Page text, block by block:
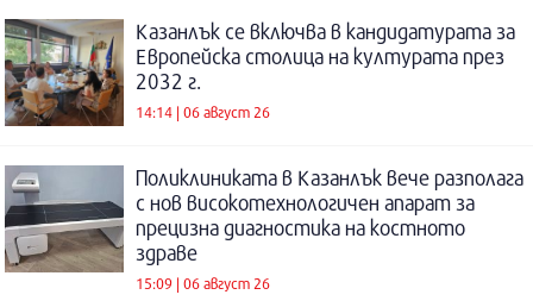
Казанлък се включва в кандидатурата за
Европейска столица на културата през
2032 г.
14:14 | 06 август 26
Поликлиниката в Казанлък вече разполага
с нов високотехнологичен апарат за
прецизна диагностика на костното
здраве
15:09 | 06 август 26